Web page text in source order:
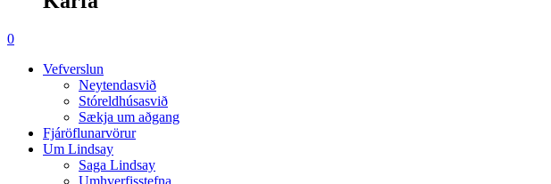
Menu
search
account
0
Vefverslun
Neytendasvið
Stóreldhúsasvið
Sækja um aðgang
Fjáröflunarvörur
Um Lindsay
Saga Lindsay
Umhverfisstefna